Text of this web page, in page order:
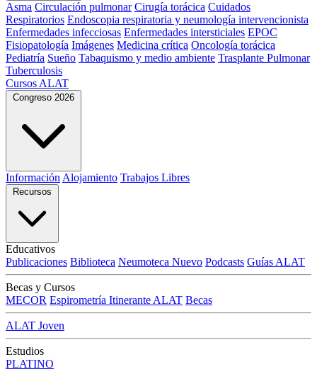
Asma Circulación pulmonar Cirugía torácica Cuidados
Respiratorios Endoscopia respiratoria y neumología intervencionista
Enfermedades infecciosas Enfermedades intersticiales EPOC
Fisiopatología Imágenes Medicina crítica Oncología torácica
Pediatría Sueño Tabaquismo y medio ambiente Trasplante Pulmonar
Tuberculosis
Cursos ALAT
Congreso 2026
Información Alojamiento Trabajos Libres
Recursos
Educativos
Publicaciones Biblioteca Neumoteca Nuevo Podcasts Guías ALAT
Becas y Cursos
MECOR Espirometría Itinerante ALAT Becas
ALAT Joven
Estudios
PLATINO